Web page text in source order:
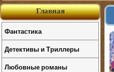
Главная
Фантастика
Детективы и Триллеры
Любовные романы